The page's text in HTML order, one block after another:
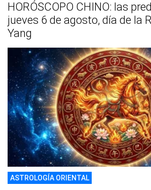
HORÓSCOPO CHINO: las
jueves 6 de agosto, día de la
Yang
ASTROLOGÍA ORIENTAL